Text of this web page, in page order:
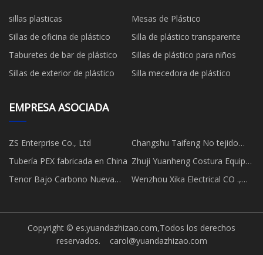
sillas plasticas
Mesas de Plástico
Sillas de oficina de plástico
Silla de plástico transparente
Taburetes de bar de plástico
Sillas de plástico para niños
Sillas de exterior de plástico
Silla mecedora de plástico
EMPRESA ASOCIADA
ZS Enterprise Co., Ltd
Changshu Taifeng No tejido
Maquinaria CO ., Limitado
Tubería PEX fabricada en China Zhuji Yuanheng Costura Equipo
Co., Ltd.
Tenor Bajo Carbono Nueva
Wenzhou Xika Electrical CO .,
Copyright © es.yuandazhizao.com,Todos los derechos
reservados. carol@yuandazhizao.com